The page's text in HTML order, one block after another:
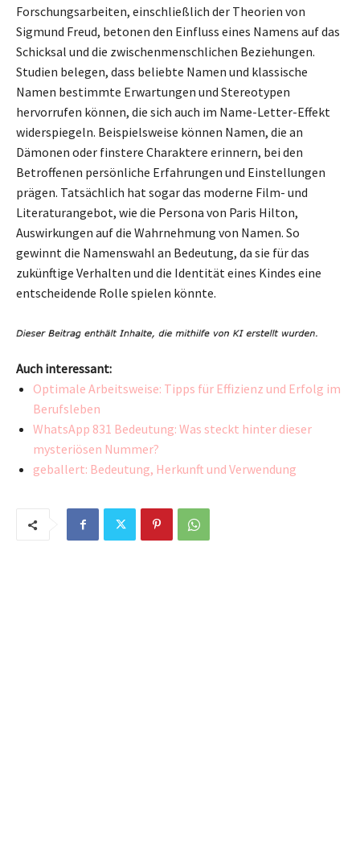
Forschungsarbeiten, einschließlich der Theorien von
Sigmund Freud, betonen den Einfluss eines Namens auf das
Schicksal und die zwischenmenschlichen Beziehungen.
Studien belegen, dass beliebte Namen und klassische
Namen bestimmte Erwartungen und Stereotypen
hervorrufen können, die sich auch im Name-Letter-Effekt
widerspiegeln. Beispielsweise können Namen, die an
Dämonen oder finstere Charaktere erinnern, bei den
Betroffenen persönliche Erfahrungen und Einstellungen
prägen. Tatsächlich hat sogar das moderne Film- und
Literaturangebot, wie die Persona von Paris Hilton,
Auswirkungen auf die Wahrnehmung von Namen. So
gewinnt die Namenswahl an Bedeutung, da sie für das
zukünftige Verhalten und die Identität eines Kindes eine
entscheidende Rolle spielen könnte.
Auch interessant:
Optimale Arbeitsweise: Tipps für Effizienz und Erfolg im
Berufsleben
WhatsApp 831 Bedeutung: Was steckt hinter dieser
mysteriösen Nummer?
geballert: Bedeutung, Herkunft und Verwendung